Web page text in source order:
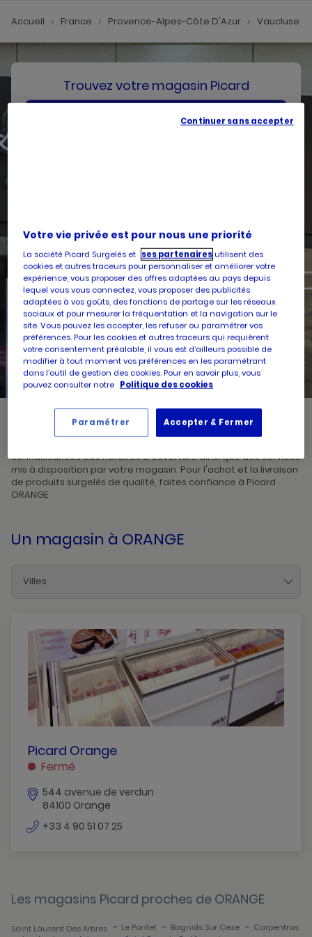
Accueil France Provence-Alpes-Côte D'Azur Vaucluse
Trouvez votre magasin Picard
SE GÉOLOCALISER
Services
RECHERCHERUN
POINT
VENTE
PICARD
connaissances des horaires d'ouverture ainsi que des services
mis à disposition par votre magasin. Pour l'achat et la livraison
de produits surgelés de qualité, faites confiance à Picard
ORANGE
Un magasin à ORANGE
Villes
Avignon
Carpentras
Cavaillon
L-Isle-Sur-La-Sorgue
Le-Pontet
Orange
Pertuis
Saint-Romain-En-Viennois
PICARD
ORANGE
Picard Orange
Fermé
544 avenue de verdun
84100 Orange
+33 4 90 51 07 25
Les magasins Picard proches de ORANGE
Saint Laurent Des Arbres - Le Pontet - Bagnols Sur Ceze - Carpentras
Votre vie privée est pour nous une priorité
La société Picard Surgelés et ses partenairesutilisent des
cookies et autres traceurs pour personnaliser et améliorer votre
expérience, vous proposer des offres adaptées au pays depuis
lequel vous vous connectez, vous proposer des publicités
adaptées à vos goûts, des fonctions de partage sur les réseaux
sociaux et pour mesurer la fréquentation et la navigation sur le
site. Vous pouvez les accepter, les refuser ou paramétrer vos
préférences. Pour les cookies et autres traceurs qui requièrent
votre consentement préalable, il vous est d’ailleurs possible de
modifier à tout moment vos préférences en les paramétrant
dans l’outil de gestion des cookies. Pour en savoir plus, vous
pouvez consulter notre Politique des cookies
Accepter & Fermer
Paramétrer
Continuer sans accepter